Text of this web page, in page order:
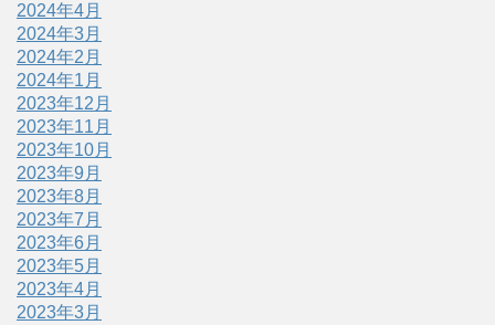
2024年4月
2024年3月
2024年2月
2024年1月
2023年12月
2023年11月
2023年10月
2023年9月
2023年8月
2023年7月
2023年6月
2023年5月
2023年4月
2023年3月